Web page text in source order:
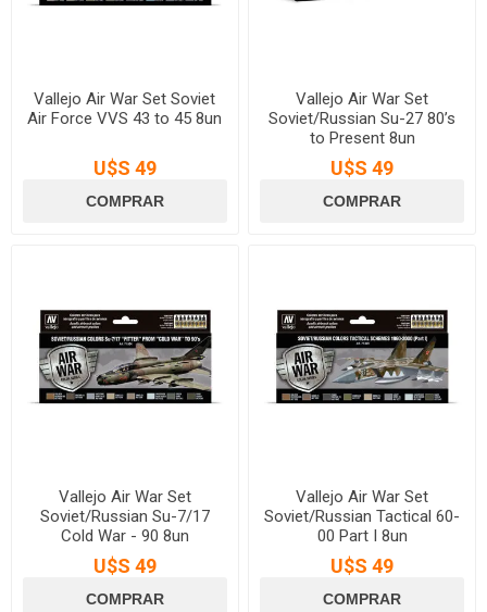
Vallejo Air War Set Soviet
Air Force VVS 43 to 45 8un
U$S 49
Vallejo Air War Set
Soviet/Russian Su-27 80’s
to Present 8un
U$S 49
Vallejo Air War Set
Soviet/Russian Su-7/17
Cold War - 90 8un
U$S 49
Vallejo Air War Set
Soviet/Russian Tactical 60-
00 Part I 8un
U$S 49